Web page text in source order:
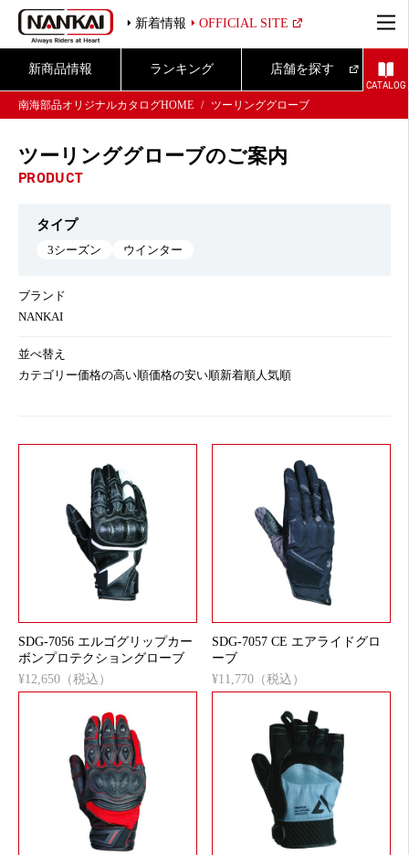
新着情報 OFFICIAL SITE
新商品情報 ランキング 店舗を探す
CATALOG
南海部品オリジナルカタログHOME
ツーリンググローブ
ツーリンググローブのご案内
PRODUCT
タイプ
3シーズン ウインター
ブランド
NANKAI
並べ替え
カテゴリー価格の高い順価格の安い順新着順人気順
SDG-7056 エルゴグリップカー
ボンプロテクショングローブ
¥12,650（税込）
SDG-7057 CE エアライドグロ
ーブ
¥11,770（税込）